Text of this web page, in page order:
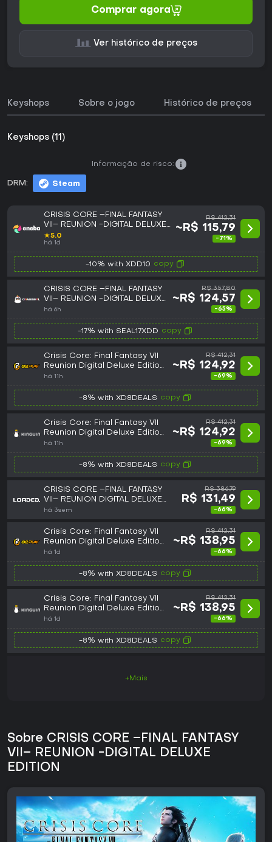
Comprar agora
Ver histórico de preços
Keyshops Sobre o jogo Histórico de preços
Keyshops (11)
DRM: Steam
Informação de risco:
CRISIS CORE –FINAL FANTASY
VII– REUNION -DIGITAL DELUXE
EDITION (PC) Steam Key
GLOBAL
★5.0
há 1d
R$ 412,31
~R$ 115,79
-71%
-10% with XDD10 copy
CRISIS CORE –FINAL FANTASY
VII– REUNION -DIGITAL DELUXE
EDITION (PC) Steam Key -
há 6h
R$ 357,80
~R$ 124,57
-65%
-17% with SEAL17XDD copy
Crisis Core: Final Fantasy VII
Reunion Digital Deluxe Edition
PC Steam CD Key
há 11h
R$ 412,31
~R$ 124,92
-69%
-8% with XD8DEALS copy
Crisis Core: Final Fantasy VII
Reunion Digital Deluxe Edition
PC Steam CD Key
há 11h
R$ 412,31
~R$ 124,92
-69%
-8% with XD8DEALS copy
CRISIS CORE –FINAL FANTASY
VII– REUNION DIGITAL DELUXE
EDITION PC (WW)
há 3sem
R$ 386,79
R$ 131,49
-66%
Crisis Core: Final Fantasy VII
Reunion Digital Deluxe Edition
Steam Altergift
há 1d
R$ 412,31
~R$ 138,95
-66%
-8% with XD8DEALS copy
Crisis Core: Final Fantasy VII
Reunion Digital Deluxe Edition
Steam Altergift
há 1d
R$ 412,31
~R$ 138,95
-66%
-8% with XD8DEALS copy
+Mais
Sobre CRISIS CORE –FINAL FANTASY
VII– REUNION -DIGITAL DELUXE
EDITION